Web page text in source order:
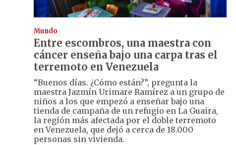
Mundo
Entre escombros, una maestra con
cáncer enseña bajo una carpa tras el
terremoto en Venezuela
“Buenos días. ¿Cómo están?”, pregunta la
maestra Jazmín Urimare Ramírez a un grupo de
niños a los que empezó a enseñar bajo una
tienda de campaña de un refugio en La Guaira,
la región más afectada por el doble terremoto
en Venezuela, que dejó a cerca de 18.000
personas sin vivienda.